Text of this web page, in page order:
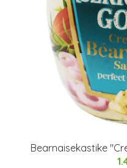
Bearnaisekastike